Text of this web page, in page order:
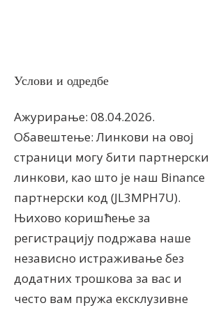
Услови и одредбе
Ажурирање: 08.04.2026.
Обавештење: Линкови на овој
страници могу бити партнерски
линкови, као што је наш Binance
партнерски код (JL3MPH7U).
Њихово коришћење за
регистрацију подржава наше
независно истраживање без
додатних трошкова за вас и
често вам пружа ексклузивне